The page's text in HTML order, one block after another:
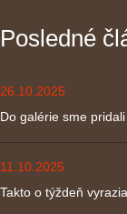
Posledné
26.10.2025
Do galérie sme pridali
11.10.2025
Takto o týždeň